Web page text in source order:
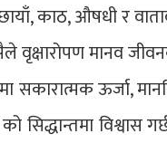
काठ, औषधी र
वृक्षारोपण मानव
सकारात्मक ऊर्जा,
सिद्धान्तमा